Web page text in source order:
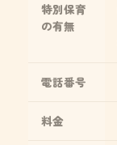
特別保育
の有無
電話番号
料金